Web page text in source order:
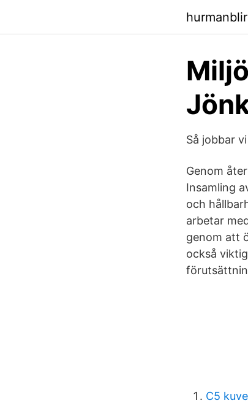
Så jobbar
Genom
Insamling
och
arbetar
genom att
också
C5